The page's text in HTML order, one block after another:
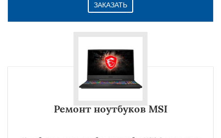
ЗАКАЗАТЬ
Ремонт ноутбуков MSI